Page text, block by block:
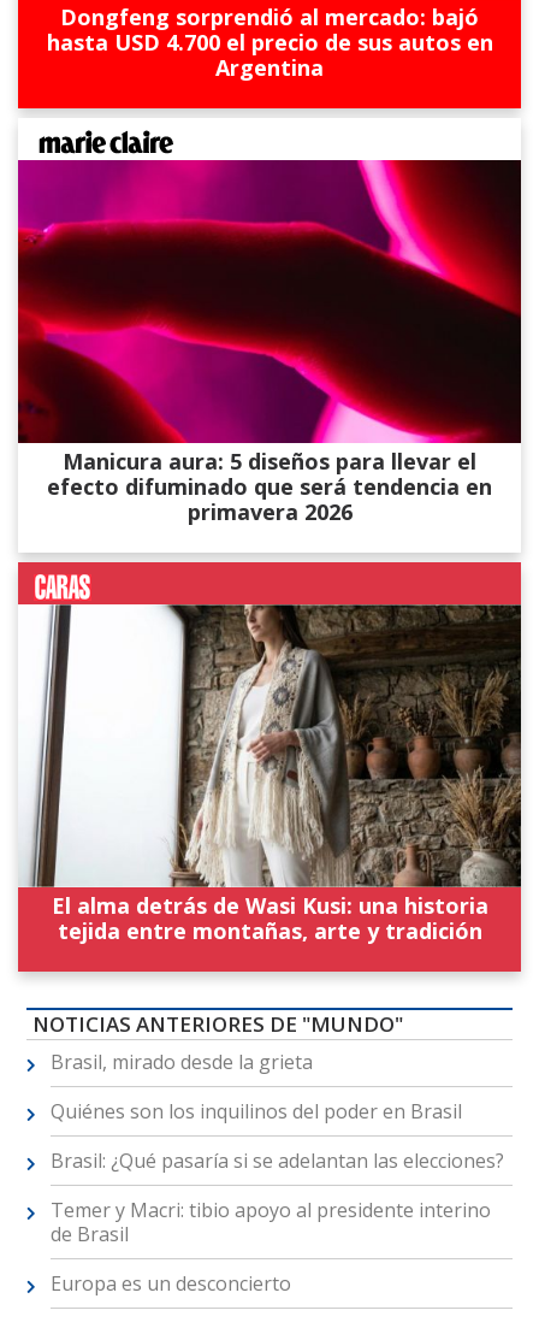
Dongfeng sorprendió al mercado: bajó
hasta USD 4.700 el precio de sus autos en
Argentina
Manicura aura: 5 diseños para llevar el
efecto difuminado que será tendencia en
primavera 2026
El alma detrás de Wasi Kusi: una historia
tejida entre montañas, arte y tradición
NOTICIAS ANTERIORES DE "MUNDO"
Brasil, mirado desde la grieta
Quiénes son los inquilinos del poder en Brasil
Brasil: ¿Qué pasaría si se adelantan las elecciones?
Temer y Macri: tibio apoyo al presidente interino
de Brasil
Europa es un desconcierto